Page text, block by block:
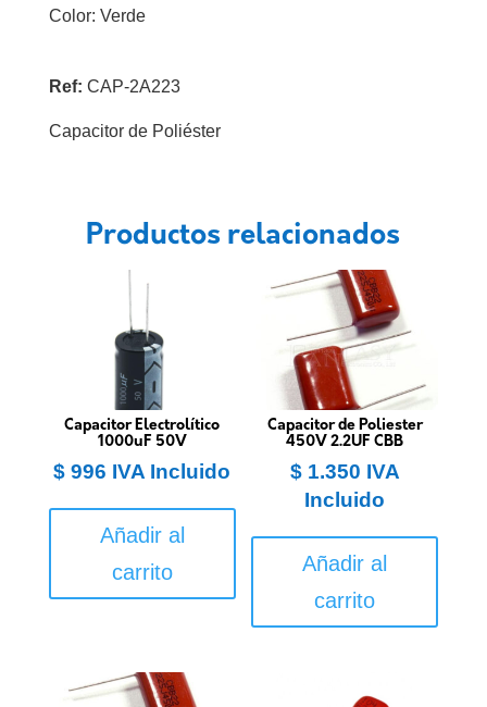
Color: Verde
Ref: CAP-2A223
Capacitor de Poliéster
Productos relacionados
Capacitor Electrolítico
1000uF 50V
$ 996 IVA Incluido
Añadir al
carrito
Capacitor de Poliester
450V 2.2UF CBB
$1.350 IVA
Incluido
Añadir al
carrito